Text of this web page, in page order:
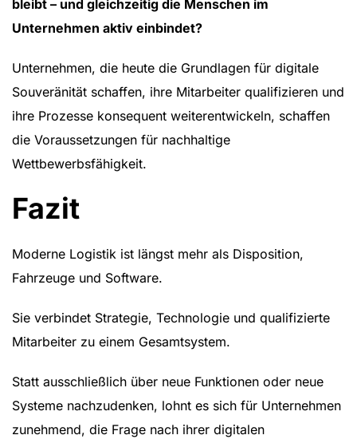
bleibt – und gleichzeitig die Menschen im
Unternehmen aktiv einbindet?
Unternehmen, die heute die Grundlagen für digitale
Souveränität schaffen, ihre Mitarbeiter qualifizieren und
ihre Prozesse konsequent weiterentwickeln, schaffen
die Voraussetzungen für nachhaltige
Wettbewerbsfähigkeit.
Fazit
Moderne Logistik ist längst mehr als Disposition,
Fahrzeuge und Software.
Sie verbindet Strategie, Technologie und qualifizierte
Mitarbeiter zu einem Gesamtsystem.
Statt ausschließlich über neue Funktionen oder neue
Systeme nachzudenken, lohnt es sich für Unternehmen
zunehmend, die Frage nach ihrer digitalen